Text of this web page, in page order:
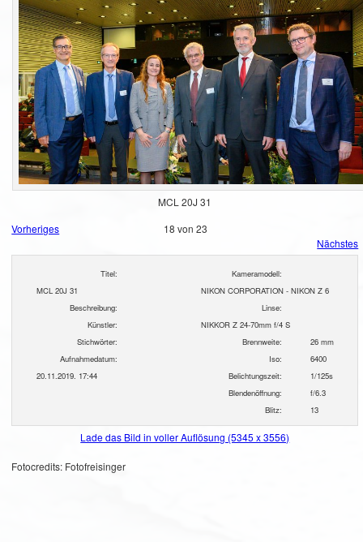
MCL 20J 31
Vorheriges
18 von 23
Nächstes
Titel:
MCL 20J 31
Beschreibung:
Künstler:
Stichwörter:
Aufnahmedatum:
20.11.2019. 17:44
Kameramodell:
NIKON CORPORATION - NIKON Z 6
Linse:
NIKKOR Z 24-70mm f/4 S
Brennweite:
26 mm
Iso:
6400
Belichtungszeit:
1/125s
Blendenöffnung:
f/6.3
Blitz:
13
Lade das Bild in voller Auflösung (5345 x 3556)
Fotocredits: Fotofreisinger